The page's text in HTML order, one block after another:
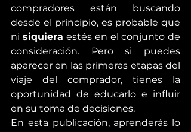
compradores están buscando
desde el principio, es probable que
ni siquiera estés en el conjunto de
consideración. Pero si puedes
aparecer en las primeras etapas del
viaje del comprador, tienes la
oportunidad de educarlo e influir
en su toma de decisiones.
En esta publicación, aprenderás lo